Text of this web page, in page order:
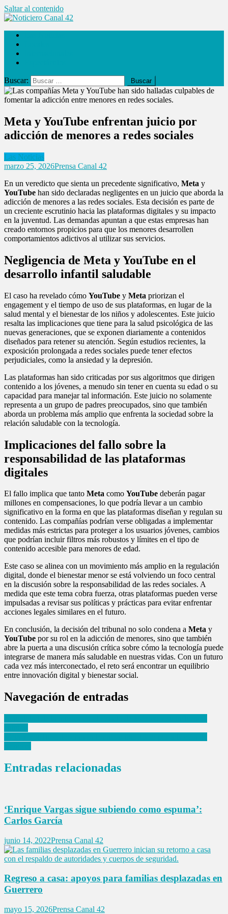
Saltar al contenido
Noticiero Canal 42
Buscar:
Meta y YouTube enfrentan juicio por
adicción de menores a redes sociales
Las Noticias
marzo 25, 2026Prensa Canal 42
En un veredicto que sienta un precedente significativo, Meta y
YouTube han sido declaradas negligentes en un juicio que aborda la
adicción de menores a las redes sociales. Esta decisión es parte de
un creciente escrutinio hacia las plataformas digitales y su impacto
en la juventud. Las demandas apuntan a que estas empresas han
creado entornos propicios para que los menores desarrollen
comportamientos adictivos al utilizar sus servicios.
Negligencia de Meta y YouTube en el
desarrollo infantil saludable
El caso ha revelado cómo YouTube y Meta priorizan el
engagement y el tiempo de uso de sus plataformas, en lugar de la
salud mental y el bienestar de los niños y adolescentes. Este juicio
resalta las implicaciones que tiene para la salud psicológica de las
nuevas generaciones, que se exponen diariamente a contenidos
diseñados para retener su atención. Según estudios recientes, la
exposición prolongada a redes sociales puede tener efectos
perjudiciales, como la ansiedad y la depresión.
Las plataformas han sido criticadas por sus algoritmos que dirigen
contenido a los jóvenes, a menudo sin tener en cuenta su edad o su
capacidad para manejar tal información. Este juicio no solamente
representa a un grupo de padres preocupados, sino que también
aborda un problema más amplio que enfrenta la sociedad sobre la
relación saludable con la tecnología.
Implicaciones del fallo sobre la
responsabilidad de las plataformas
digitales
El fallo implica que tanto Meta como YouTube deberán pagar
millones en compensaciones, lo que podría llevar a un cambio
significativo en la forma en que las plataformas diseñan y regulan su
contenido. Las compañías podrían verse obligadas a implementar
medidas más estrictas para proteger a los usuarios jóvenes, cambios
que podrían incluir filtros más robustos y límites en el tipo de
contenido accesible para menores de edad.
Este caso se alinea con un movimiento más amplio en la regulación
digital, donde el bienestar menor se está volviendo un foco central
en la discusión sobre la responsabilidad de las redes sociales. A
medida que este tema cobra fuerza, otras plataformas pueden verse
impulsadas a revisar sus políticas y prácticas para evitar enfrentar
acciones legales similares en el futuro.
En conclusión, la decisión del tribunal no solo condena a Meta y
YouTube por su rol en la adicción de menores, sino que también
abre la puerta a una discusión crítica sobre cómo la tecnología puede
integrarse de manera más saludable en nuestras vidas. Con un futuro
cada vez más interconectado, el reto será encontrar un equilibrio
entre innovación digital y bienestar social.
Navegación de entradas
Entradas relacionadas
‘Enrique Vargas sigue subiendo como espuma’:
Carlos García
junio 14, 2022Prensa Canal 42
Regreso a casa: apoyos para familias desplazadas en
Guerrero
mayo 15, 2026Prensa Canal 42